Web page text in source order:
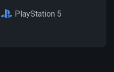
PlayStation 5